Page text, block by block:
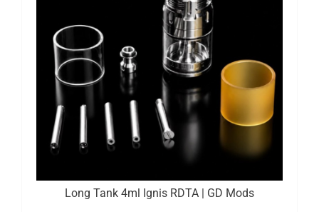
Long Tank 4ml Ignis RDTA | GD Mods